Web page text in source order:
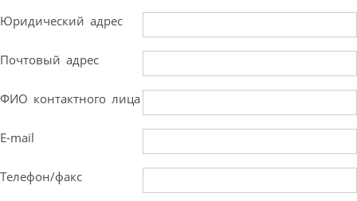
Юридический адрес
Почтовый адрес
ФИО контактного лица
E-mail
Телефон/факс